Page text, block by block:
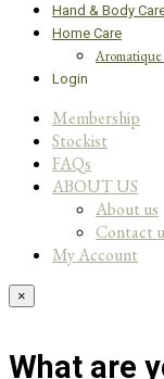
Hand & Body
Home Care
Aromatique
Login
Membership
Stockist
FAQs
ABOUT US
About us
Contact
My Account
×
What are